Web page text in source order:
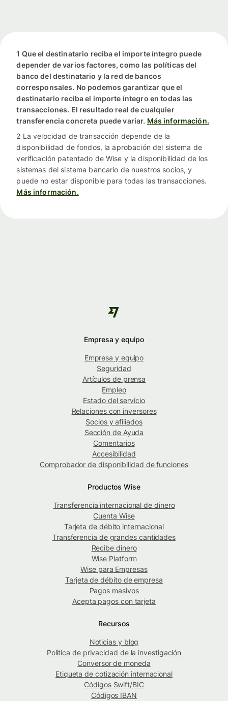
1 Que el destinatario reciba el importe íntegro puede
depender de varios factores, como las políticas del
banco del destinatario y la red de bancos
corresponsales. No podemos garantizar que el
destinatario reciba el importe íntegro en todas las
transacciones. El resultado real de cualquier
transferencia concreta puede variar. Más información.
2 La velocidad de transacción depende de la
disponibilidad de fondos, la aprobación del sistema de
verificación patentado de Wise y la disponibilidad de los
sistemas del sistema bancario de nuestros socios, y
puede no estar disponible para todas las transacciones.
Más información.
Empresa y equipo
Empresa y equipo
Seguridad
Artículos de prensa
Empleo
Estado del servicio
Relaciones con inversores
Socios y afiliados
Sección de Ayuda
Comentarios
Accesibilidad
Comprobador de disponibilidad de funciones
Productos Wise
Transferencia internacional de dinero
Cuenta Wise
Tarjeta de débito internacional
Transferencia de grandes cantidades
Recibe dinero
Wise Platform
Wise para Empresas
Tarjeta de débito de empresa
Pagos masivos
Acepta pagos con tarjeta
Recursos
Noticias y blog
Política de privacidad de la investigación
Conversor de moneda
Etiqueta de cotización internacional
Códigos Swift/BIC
Códigos IBAN